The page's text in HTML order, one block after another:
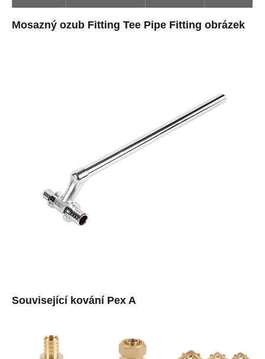
Mosazný ozub Fitting Tee Pipe Fitting obrázek
Související kování Pex A